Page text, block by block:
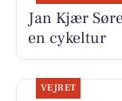
Jan Kjær
en cykeltur
VEJRET